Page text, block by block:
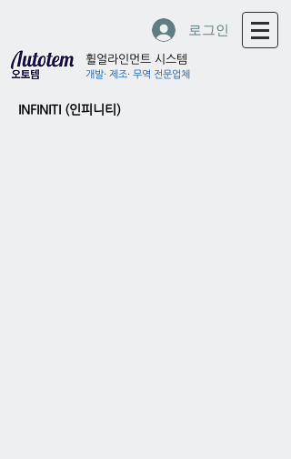
로그인
휠얼라인먼트 시스템
개발· 제조· 무역 전문업체
INFINITI (인피니티)